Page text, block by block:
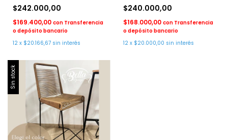
$242.000,00
$169.400,00 con Transferencia
o depósito bancario
12 x $20.166,67 sin interés
$240.000,00
$168.000,00 con Transferencia
o depósito bancario
12 x $20.000,00 sin interés
Sin stock